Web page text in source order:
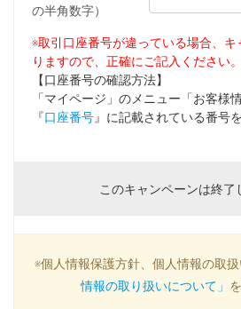
の半角数字）
※取引口座番号が違っている場合、
りますので、正確にご記入ください。
【口座番号の確認方法】
「マイページ」のメニュー「お客様
『口座番号』に記載されている番号
このキャンペーンは終了
※個人情報保護方針、個人情報の取扱
情報の取り扱いについて」